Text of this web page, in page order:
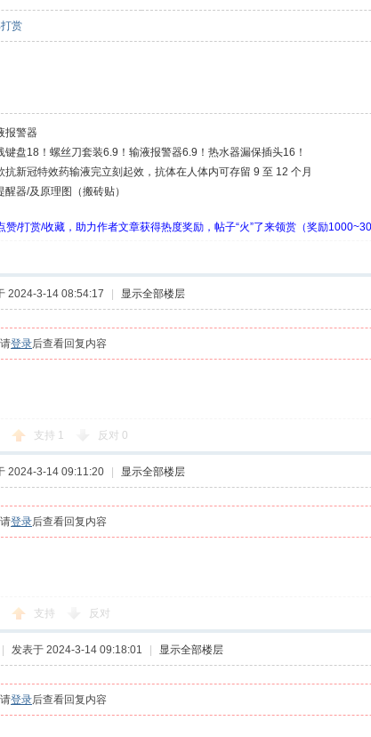
赏
报警器
键盘18！螺丝刀套装6.9！输液报警器6.9！热水器漏保插头16！
抗新冠特效药输液完立刻起效，抗体在人体内可存留 9 至 12 个月
醒器/及原理图（搬砖贴）
赞/打赏/收藏，助力作者文章获得热度奖励，帖子“火”了来领赏（奖励
2024-3-14 08:54:17 显示全部楼层
登录后查看回复内容
支持 1 反对 0
2024-3-14 09:11:20 显示全部楼层
登录后查看回复内容
支持 反对
发表于 2024-3-14 09:18:01 显示全部楼层
登录后查看回复内容